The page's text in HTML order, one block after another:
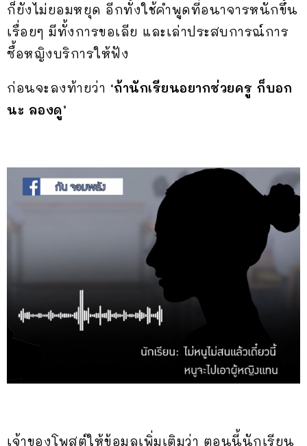
ก็ยังไม่ยอมหยุด อีกทั้งใช้คำพูดที่อนาจารหนักขึ้น
เรื่อยๆ มีทั้งการขอเลีย และเล่าประสบการณ์การ
ซื้อหญิงบริการให้ฟัง
ก่อนจะลงท้ายว่า ‘ถ้านักเรียนอยากช่วยครู ก็บอก
นะ ลองดู’
เจ้าของโพสต์ให้ข้อมูลเพิ่มเติมว่า ตอนนี้นักเรียน